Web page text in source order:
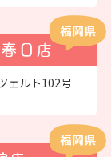
ェルト102号